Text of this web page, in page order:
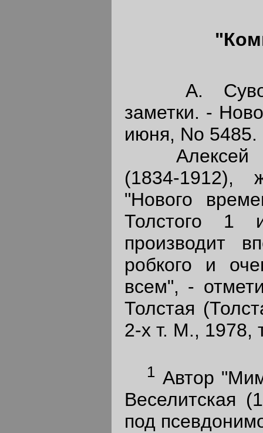
А.
заметки. -
июня, No 5485.
Алексей
(1834-1912),
"Нового
Толстого 1
производит
робкого и
всем", -
Толстая
2-х т. М., 1978,
1 Автор
Веселитская
под